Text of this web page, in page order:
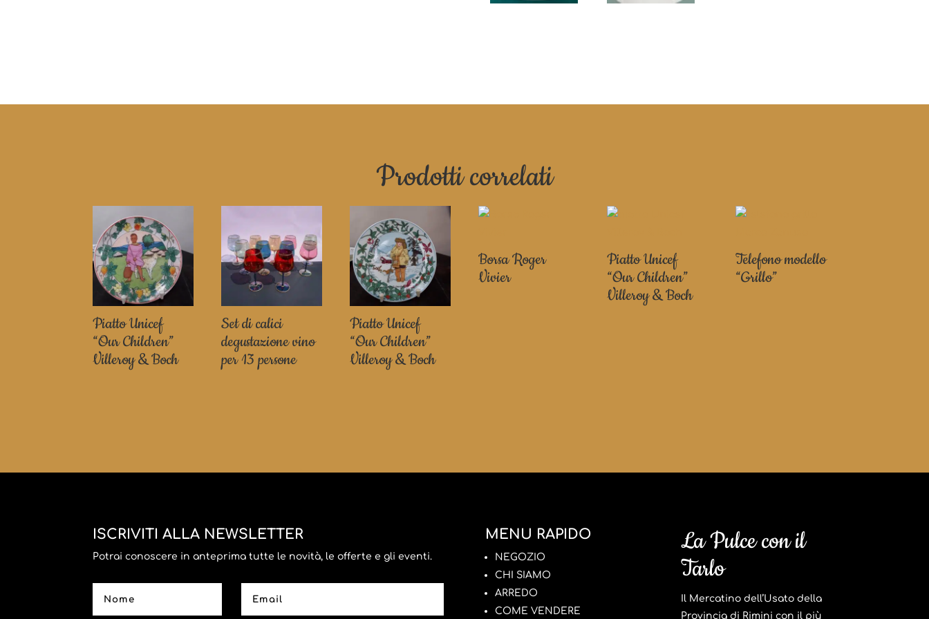
Prodotti correlati
Piatto Unicef
“Our Children”
Villeroy & Boch
Set di calici
degustazione vino
per 13 persone
Piatto Unicef
“Our Children”
Villeroy & Boch
Borsa Roger
Vivier
Piatto Unicef
“Our Children”
Villeroy & Boch
Telefono modello
“Grillo”
ISCRIVITI ALLA NEWSLETTER
Potrai conoscere in anteprima tutte le novità, le offerte e gli eventi.
MENU RAPIDO
NEGOZIO
CHI SIAMO
ARREDO
COME VENDERE
La Pulce con il
Tarlo
Il Mercatino dell’Usato della
Provincia di Rimini con il più